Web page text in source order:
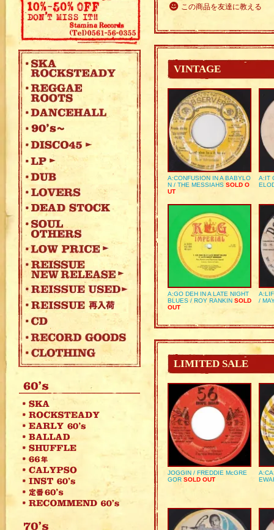
この商品を友達に教える
VINTAGE
A:CONFUSION IN A BABYLO
N / THE MESSIAHS SOLD O
UT
A:IT
A:GO DEH IN A LATE NIGHT
BLUES / ROY RANKIN SOLD
OUT
/
LIMITED SALE
JOGGIN / FREDDIE McGRE
GOR SOLD OUT